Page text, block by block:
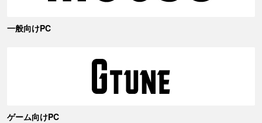
一般向けPC
ゲーム向けPC